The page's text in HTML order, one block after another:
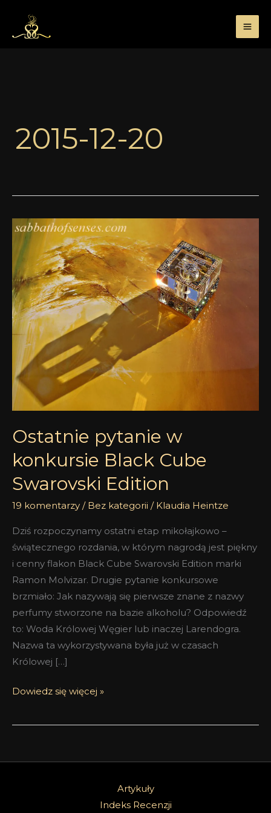
treści
2015-12-20
Ostatnie pytanie w
konkursie Black Cube
Swarovski Edition
19 komentarzy / Bez kategorii / Klaudia Heintze
Dziś rozpoczynamy ostatni etap mikołajkowo –
świątecznego rozdania, w którym nagrodą jest piękny
i cenny flakon Black Cube Swarovski Edition marki
Ramon Molvizar. Drugie pytanie konkursowe
brzmiało: Jak nazywają się pierwsze znane z nazwy
perfumy stworzone na bazie alkoholu? Odpowiedź
to: Woda Królowej Węgier lub inaczej Larendogra.
Nazwa ta wykorzystywana była już w czasach
Królowej […]
Ostatnie
pytanie
w
konkursie
Black
Cube
Swarovski
Edition
Dowiedz się więcej »
Artykuły
Indeks Recenzji